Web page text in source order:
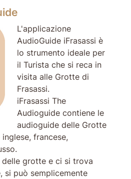
L'applicazione
AudioGuide iFrasassi è
lo strumento ideale per
il Turista che si reca in
visita alle Grotte di
Frasassi.
iFrasassi The
Audioguide contiene le
audioguide delle Grotte
francese,
grotte e ci si trova
si può semplicemente